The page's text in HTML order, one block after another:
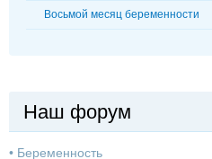
Восьмой месяц беременности
Наш форум
• Беременность